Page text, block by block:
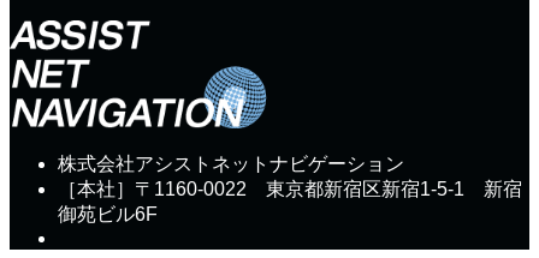
株式会社アシストネットナビゲーション
［本社］〒1160-0022 東京都新宿区新宿1-5-1 新宿
御苑ビル6F